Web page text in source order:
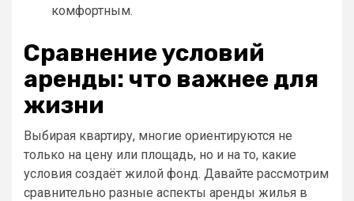
комфортным.
Сравнение условий
аренды: что важнее для
жизни
Выбирая квартиру, многие ориентируются не
только на цену или площадь, но и на то, какие
условия создаёт жилой фонд. Давайте рассмотрим
сравнительно разные аспекты аренды жилья в